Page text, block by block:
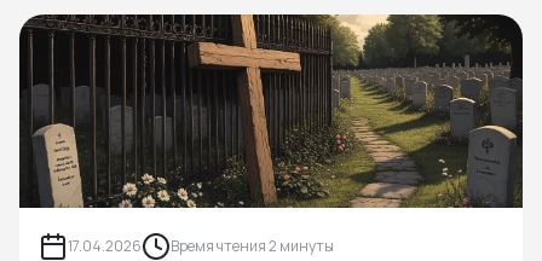
17.04.2026 Время чтения 2 минуты